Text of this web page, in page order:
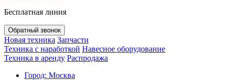
Бесплатная линия
Обратный звонок
Новая техника Запчасти
Техника с наработкой Навесное оборудование
Техника в аренду Распродажа
Город: Москва